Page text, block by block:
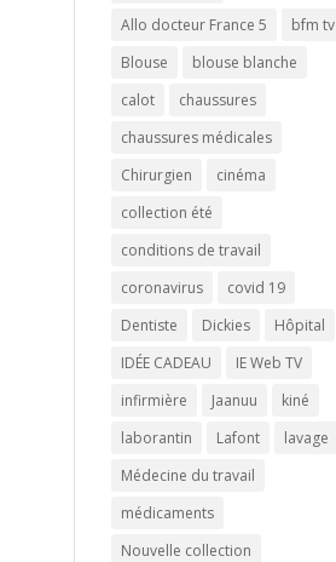
Allo docteur France 5
bfm tv
Blouse
blouse blanche
calot
chaussures
chaussures médicales
Chirurgien
cinéma
collection été
conditions de travail
coronavirus
covid 19
Dentiste
Dickies
Hôpital
IDÉE CADEAU
IE Web TV
infirmière
Jaanuu
kiné
laborantin
Lafont
lavage
Médecine du travail
médicaments
Nouvelle collection